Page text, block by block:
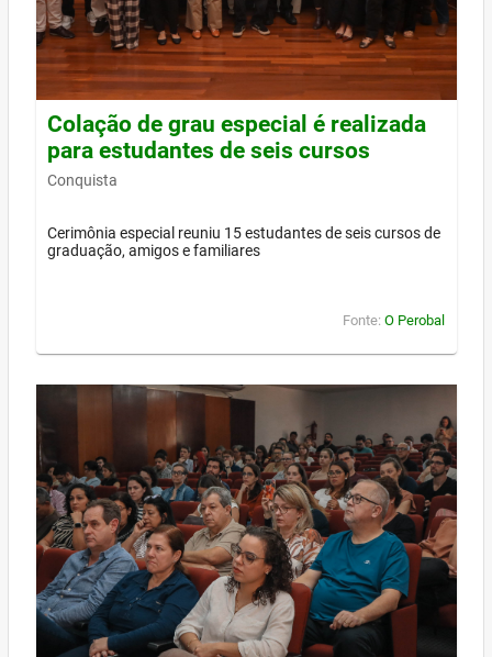
Colação de grau especial é realizada
para estudantes de seis cursos
Conquista
Cerimônia especial reuniu 15 estudantes de seis cursos de
graduação, amigos e familiares
Fonte: O Perobal